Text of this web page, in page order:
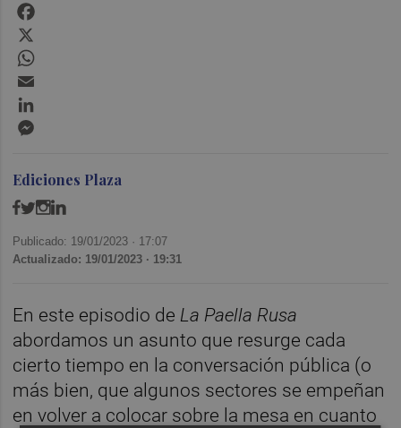
Ediciones Plaza
Publicado: 19/01/2023 · 17:07
Actualizado: 19/01/2023 · 19:31
En este episodio de La Paella Rusa
abordamos un asunto que resurge cada
cierto tiempo en la conversación pública (o
más bien, que algunos sectores se empeñan
en volver a colocar sobre la mesa en cuanto